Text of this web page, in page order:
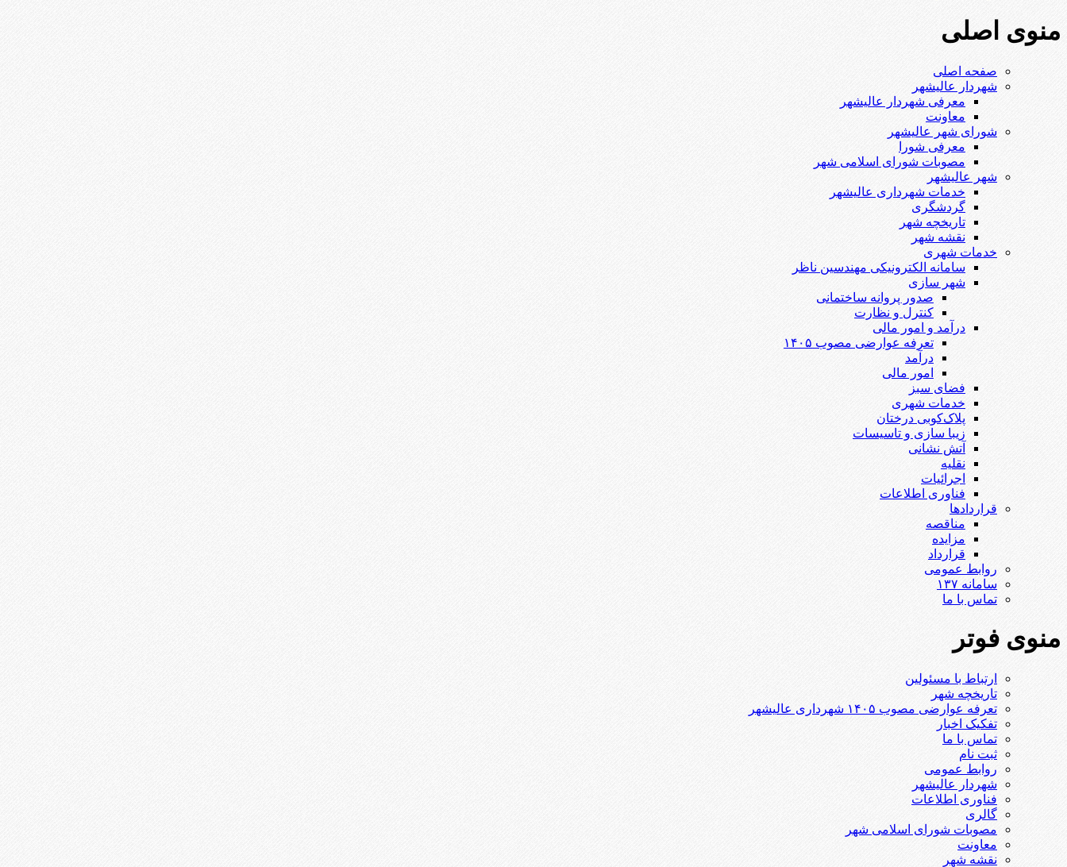
منوی اصلی
صفحه اصلی
شهردار عالیشهر
معرفی شهردار عالیشهر
معاونت
شورای شهر عالیشهر
معرفی شورا
مصوبات شورای اسلامی شهر
شهر عالیشهر
خدمات شهرداری عالیشهر
گردشگری
تاریخچه شهر
نقشه شهر
خدمات شهری
سامانه الکترونیکی مهندسین ناظر
شهر سازی
صدور پروانه ساختمانی
کنترل و نظارت
درآمد و امور مالی
تعرفه عوارضی مصوب ۱۴۰۵
درآمد
امور مالی
فضای سبز
خدمات شهری
پلاک‌کوبی درختان
زیبا سازی و تاسیسات
آتش نشانی
نقلیه
اجرائیات
فناوری اطلاعات
قراردادها
مناقصه
مزایده
قرارداد
روابط عمومی
سامانه ۱۳۷
تماس با ما
منوی فوتر
ارتباط با مسئولین
تاریخچه شهر
تعرفه عوارضی مصوب ۱۴۰۵ شهرداری عالیشهر
تفکیک اخبار
تماس با ما
ثبت نام
روابط عمومی
شهردار عالیشهر
فناوری اطلاعات
گالری
مصوبات شورای اسلامی شهر
معاونت
نقشه شهر